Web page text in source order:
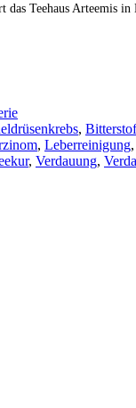
Teehaus Arteemis in
,
, Leberreinigung,
, Verdauung,